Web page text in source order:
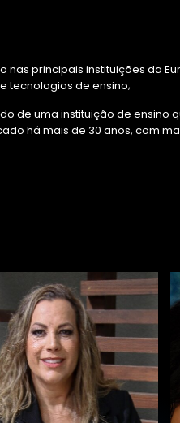
principais instituições da
tecnologias de ensino;
de uma instituição de ensino
há mais de 30 anos, com